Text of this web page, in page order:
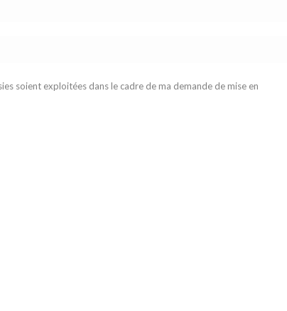
soient exploitées dans le cadre de ma demande de mise en